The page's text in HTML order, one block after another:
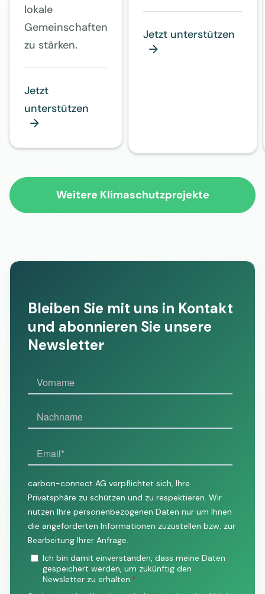
lokale
Gemeinschaften
zu stärken.
Jetzt
unterstützen

Jetzt unterstützen

Weitere Klimaschutzprojekte